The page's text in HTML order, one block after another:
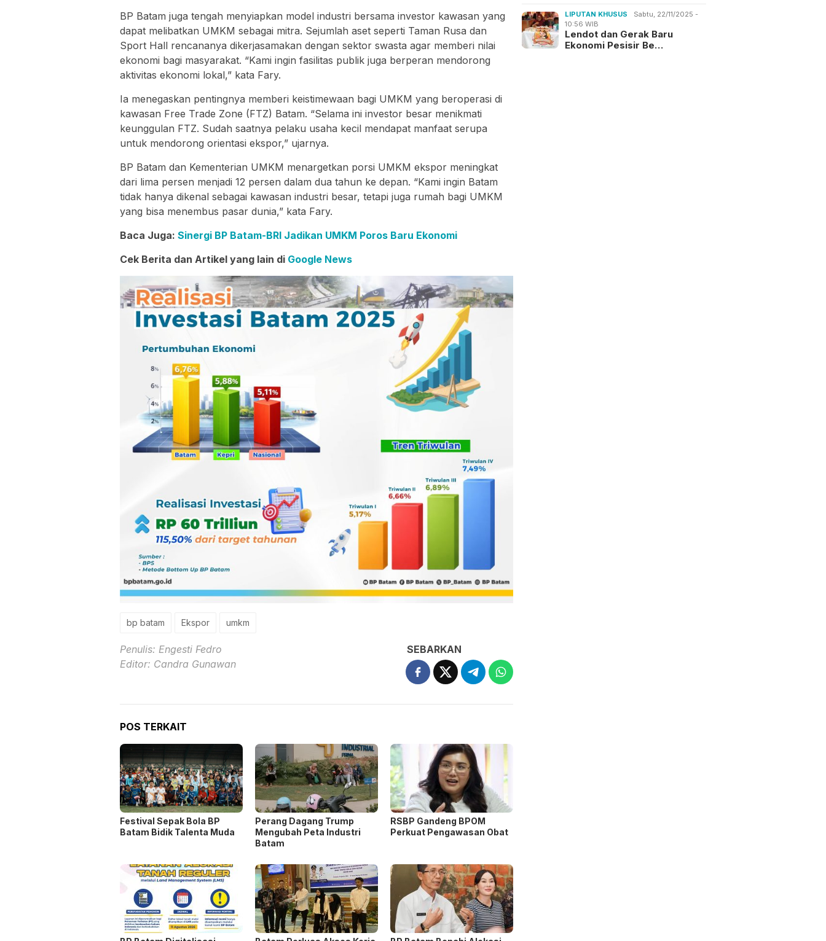
BP Batam juga tengah menyiapkan model industri bersama investor kawasan yang
dapat melibatkan UMKM sebagai mitra. Sejumlah aset seperti Taman Rusa dan
Sport Hall rencananya dikerjasamakan dengan sektor swasta agar memberi nilai
ekonomi bagi masyarakat. “Kami ingin fasilitas publik juga berperan mendorong
aktivitas ekonomi lokal,” kata Fary.
Ia menegaskan pentingnya memberi keistimewaan bagi UMKM yang beroperasi di
kawasan Free Trade Zone (FTZ) Batam. “Selama ini investor besar menikmati
keunggulan FTZ. Sudah saatnya pelaku usaha kecil mendapat manfaat serupa
untuk mendorong orientasi ekspor,” ujarnya.
BP Batam dan Kementerian UMKM menargetkan porsi UMKM ekspor meningkat
dari lima persen menjadi 12 persen dalam dua tahun ke depan. “Kami ingin Batam
tidak hanya dikenal sebagai kawasan industri besar, tetapi juga rumah bagi UMKM
yang bisa menembus pasar dunia,” kata Fary.
Baca Juga: Sinergi BP Batam-BRI Jadikan UMKM Poros Baru Ekonomi
Cek Berita dan Artikel yang lain di Google News
bp batam Ekspor umkm
Penulis: Engesti Fedro
Editor: Candra Gunawan
SEBARKAN
POS TERKAIT
Festival Sepak Bola BP
Batam Bidik Talenta Muda
Perang Dagang Trump
Mengubah Peta Industri
Batam
RSBP Gandeng BPOM
Perkuat Pengawasan Obat
LIPUTAN KHUSUS
Sabtu, 22/11/2025 -
10:56 WIB
Lendot dan Gerak Baru
Ekonomi Pesisir Be…